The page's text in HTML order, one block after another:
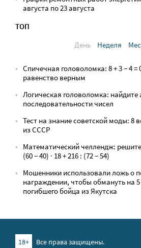
августа по 23 августа
ТОП
День
Неделя
Спичечная головоломка: 8 + 3 − 4 =
равенство верным
Логическая головоломка: найдите
последовательности чисел
Тест на знание советской моды: 8
из СССР
Математический челлендж:
(60 − 40) · 18 + 216 : (72 − 54)
Мошенники использовали ложь о
награждении, чтобы обмануть на
погибшего бойца из Якутска
18+
Все права защищены.